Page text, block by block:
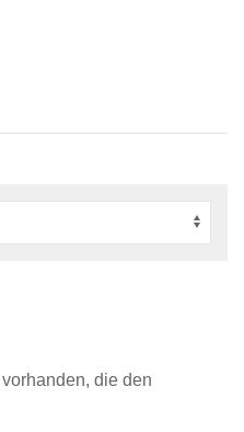
die den